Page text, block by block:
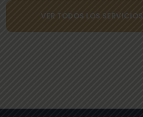
VER TODOS LOS SERVICIOS